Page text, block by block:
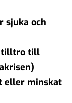
sjuka och
tilltro till
eller minskat